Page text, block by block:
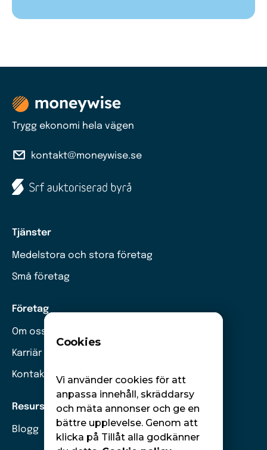
Trygg ekonomi hela vägen
kontakt@moneywise.se
Tjänster
Medelstora och stora företag
Små företag
Företag
Om oss
Karriär
Kontakt
Resurser
Blogg
Cookies
Vi använder cookies för att
anpassa innehåll, skräddarsy
och mäta annonser och ge en
bättre upplevelse. Genom att
klicka på Tillåt alla godkänner